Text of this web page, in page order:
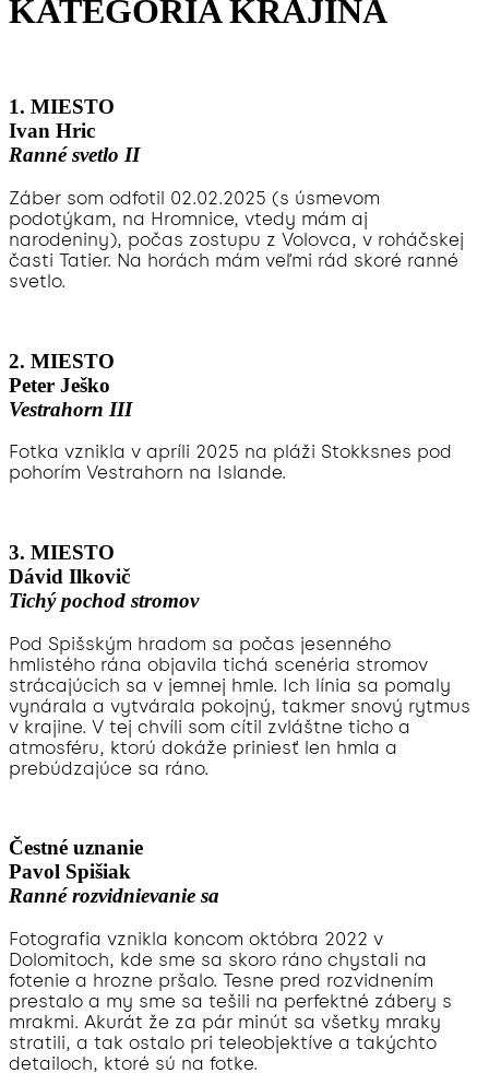
KATEGÓRIA KRAJINA
1. MIESTO
Ivan Hric
Ranné svetlo II
Záber som odfotil 02.02.2025 (s úsmevom
podotýkam, na Hromnice, vtedy mám aj
narodeniny), počas zostupu z Volovca, v roháčskej
časti Tatier. Na horách mám veľmi rád skoré ranné
svetlo.
2. MIESTO
Peter Ješko
Vestrahorn III
Fotka vznikla v apríli 2025 na pláži Stokksnes pod
pohorím Vestrahorn na Islande.
3. MIESTO
Dávid Ilkovič
Tichý pochod stromov
Pod Spišským hradom sa počas jesenného
hmlistého rána objavila tichá scenéria stromov
strácajúcich sa v jemnej hmle. Ich línia sa pomaly
vynárala a vytvárala pokojný, takmer snový rytmus
v krajine. V tej chvíli som cítil zvláštne ticho a
atmosféru, ktorú dokáže priniesť len hmla a
prebúdzajúce sa ráno.
Čestné uznanie
Pavol Spišiak
Ranné rozvidnievanie sa
Fotografia vznikla koncom októbra 2022 v
Dolomitoch, kde sme sa skoro ráno chystali na
fotenie a hrozne pršalo. Tesne pred rozvidnením
prestalo a my sme sa tešili na perfektné zábery s
mrakmi. Akurát že za pár minút sa všetky mraky
stratili, a tak ostalo pri teleobjektíve a takýchto
detailoch, ktoré sú na fotke.